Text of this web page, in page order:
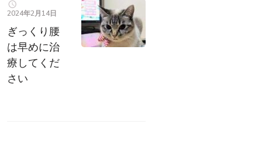
2024年2月14日
ぎっくり腰
は早めに治
療してくだ
さい